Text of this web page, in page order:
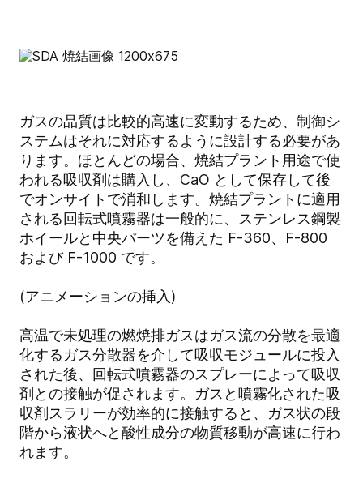
ガスの品質は比較的高速に変動するため、制御シ
ステムはそれに対応するように設計する必要があ
ります。ほとんどの場合、焼結プラント用途で使
われる吸収剤は購入し、CaO として保存して後
でオンサイトで消和します。焼結プラントに適用
される回転式噴霧器は一般的に、ステンレス鋼製
ホイールと中央パーツを備えた F-360、F-800
および F-1000 です。
(アニメーションの挿入)
高温で未処理の燃焼排ガスはガス流の分散を最適
化するガス分散器を介して吸収モジュールに投入
された後、回転式噴霧器のスプレーによって吸収
剤との接触が促されます。ガスと噴霧化された吸
収剤スラリーが効率的に接触すると、ガス状の段
階から液状へと酸性成分の物質移動が高速に行わ
れます。